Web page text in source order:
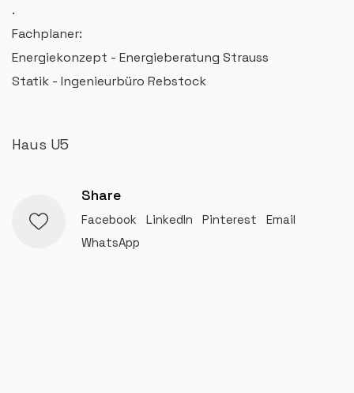
.
Fachplaner:
Energiekonzept - Energieberatung Strauss
Statik - Ingenieurbüro Rebstock
Haus U5
Share
Facebook LinkedIn Pinterest
Email
WhatsApp